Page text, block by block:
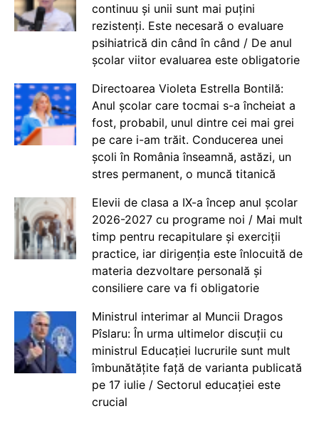
continuu și unii sunt mai puțini
rezistenți. Este necesară o evaluare
psihiatrică din când în când / De anul
școlar viitor evaluarea este obligatorie
Directoarea Violeta Estrella Bontilă:
Anul școlar care tocmai s-a încheiat a
fost, probabil, unul dintre cei mai grei
pe care i-am trăit. Conducerea unei
școli în România înseamnă, astăzi, un
stres permanent, o muncă titanică
Elevii de clasa a IX-a încep anul școlar
2026-2027 cu programe noi / Mai mult
timp pentru recapitulare și exerciții
practice, iar dirigenția este înlocuită de
materia dezvoltare personală și
consiliere care va fi obligatorie
Ministrul interimar al Muncii Dragos
Pîslaru: În urma ultimelor discuții cu
ministrul Educației lucrurile sunt mult
îmbunătățite față de varianta publicată
pe 17 iulie / Sectorul educației este
crucial